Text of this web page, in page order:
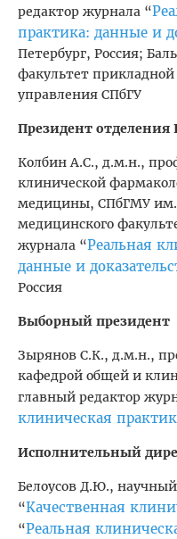
редактор журнала “
практика: данные и
Петербург, Россия;
факультет
управления СПбГУ
Президент отделения
Колбин А.С., д.м.н.,
клинической
медицины, СПбГМУ им.
медицинского
журнала “Реальная
данные и
Россия
Выборный президент
Зырянов С.К., д.м.н.,
кафедрой общей и
главный редактор
клиническая
Исполнительный
Белоусов Д.Ю.,
“Качественная
“Реальная